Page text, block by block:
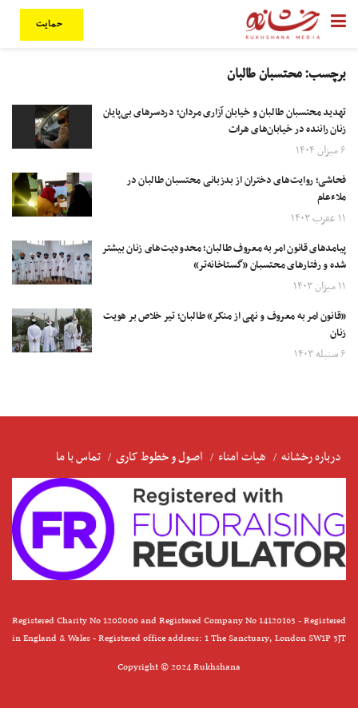
حمایت
برچسب:محتسبان طالبان
تهدید محتسبان طالبان و خیابان آزاری مردان؛ دردسرهای بی‌پایان
زنان راننده در خیابان‌های هرات
۶ میزان ۱۴۰۴
فحاشی؛ روایت‌های دختران از بدزبانی محتسبان طالبان در
ملاءعام
۱۱ عقرب ۱۴۰۳
پیامدهای قانون امر به معروف طالبان؛ محدودیت‌های زنان بیشتر
شده و رفتارهای محتسبان «گستاخانه‌تر»
۱۱ میزان ۱۴۰۳
«قانون امر به معروف و نهی از منکر» طالبان؛ تیر خلاص بر هویت
زنان
۶ سنبله ۱۴۰۳
درباره رخشانه هیات امناء اصول و خطوط کاری تماس با ما
Registered Charity No 1208006 and Registered Company No 14120163 - Registered
in England & Wales - Registered office address: 1 The Sanctuary, London SW1P 3JT
Copyright © 2024 Rukhshana